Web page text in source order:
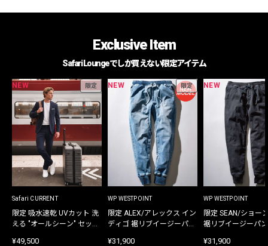
Exclusive Item
Safari Loungeでしか買えない限定アイテム
NEW 限定
Safari CURRENT
限定 吸水速乾 UVカット 洗
える "オールシーン" セット
¥49,500
NEW 限定
WP WESTPOINT
限定 ALEX/アレックス イン
ディゴ 裾リブイージーパン
¥31,900
NEW
WP WESTPOINT
限定 SEAN/ショー
裾リブイージーパ
¥31,900